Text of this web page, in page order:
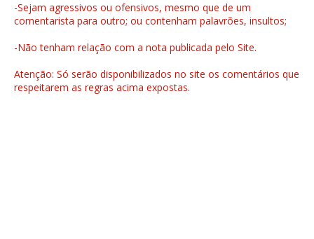
-Sejam agressivos ou ofensivos, mesmo que de um
comentarista para outro; ou contenham palavrões, insultos;
-Não tenham relação com a nota publicada pelo Site.
Atenção: Só serão disponibilizados no site os comentários que
respeitarem as regras acima expostas.